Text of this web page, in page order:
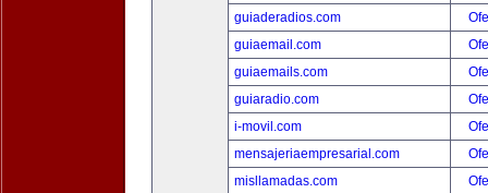
guiaderadios.com
guiaemail.com
guiaemails.com
guiaradio.com
i-movil.com
mensajeriaempresarial.com
misllamadas.com